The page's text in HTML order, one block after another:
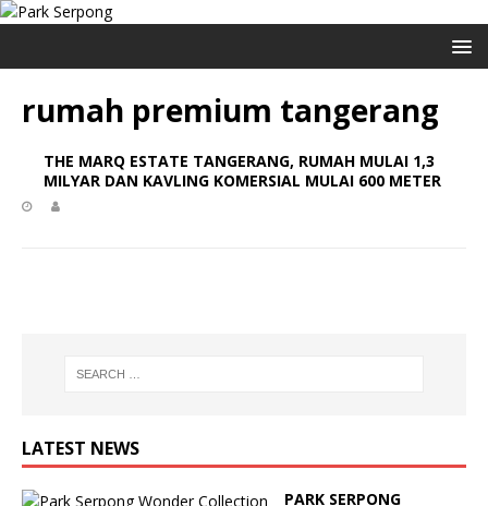
rumah premium tangerang
THE MARQ ESTATE TANGERANG, RUMAH MULAI 1,3
MILYAR DAN KAVLING KOMERSIAL MULAI 600 METER
LATEST NEWS
PARK SERPONG